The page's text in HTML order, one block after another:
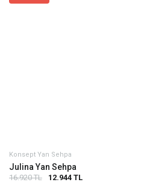
Konsept Yan Sehpa
Julina Yan Sehpa
16.920 TL 12.944 TL